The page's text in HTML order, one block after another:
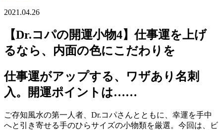
2021.04.26
【Dr.コパの開運小物4】仕事運を上げ
るなら、内面の色にこだわりを
仕事運がアップする、ワザあり名刺
入。開運ポイントは……
ご存知風水の第一人者、Dr.コパさんとともに、幸運を手中
へと引き寄せる手のひらサイズの小物類を厳選。今回は、ビ